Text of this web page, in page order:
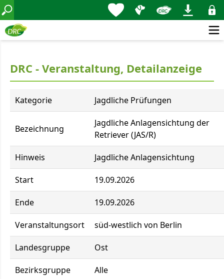
DRC - Veranstaltung, Detailanzeige
Kategorie Jagdliche Prüfungen
Bezeichnung
Jagdliche Anlagensichtung der
Retriever (JAS/R)
Hinweis Jagdliche Anlagensichtung
Start 19.09.2026
Ende 19.09.2026
Veranstaltungsort süd-westlich von Berlin
Landesgruppe Ost
Bezirksgruppe Alle